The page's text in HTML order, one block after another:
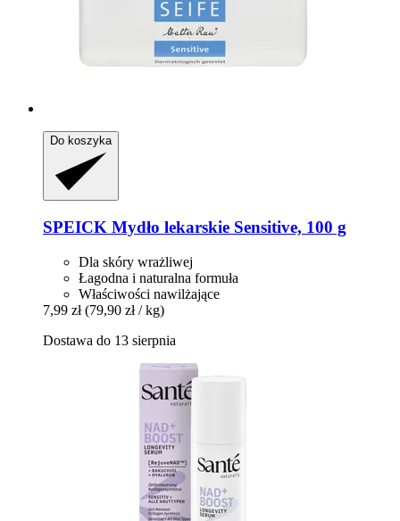
Do koszyka
SPEICK Mydło lekarskie Sensitive, 100 g
Dla skóry wrażliwej
Łagodna i naturalna formuła
Właściwości nawilżające
7,99 zł (79,90 zł / kg)
Dostawa do 13 sierpnia